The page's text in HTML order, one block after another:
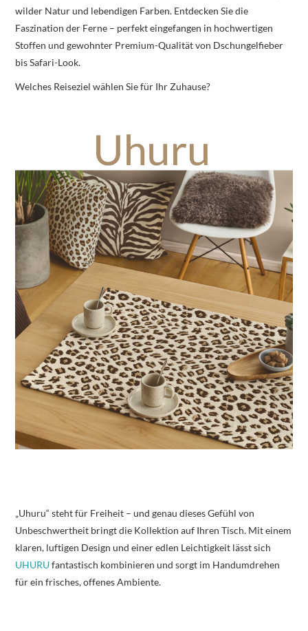
wilder Natur und lebendigen Farben. Entdecken Sie die
Faszination der Ferne – perfekt eingefangen in hochwertigen
Stoffen und gewohnter Premium-Qualität von Dschungelfieber
bis Safari-Look.
Welches Reiseziel wählen Sie für Ihr Zuhause?
„Uhuru“ steht für Freiheit – und genau dieses Gefühl von
Unbeschwertheit bringt die Kollektion auf Ihren Tisch. Mit einem
klaren, luftigen Design und einer edlen Leichtigkeit lässt sich
UHURUfantastisch kombinieren und sorgt im Handumdrehen
für ein frisches, offenes Ambiente.